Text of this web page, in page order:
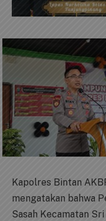
Kapolres Bintan
mengatakan bahwa
Sasah Kecamatan